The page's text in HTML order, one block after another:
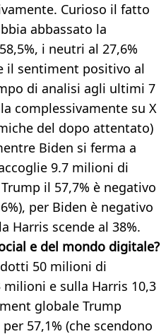
Curioso il fatto
abbassato la
i neutri al 27,6%
il sentiment positivo al
di analisi agli ultimi 7
complessivamente su X
del dopo attentato)
Biden si ferma a
9.7 milioni di
il 57,7% è negativo
per Biden è negativo
Harris scende al 38%.
e del mondo digitale?
50 milioni di
e sulla Harris 10,3
globale Trump
57,1% (che scendono